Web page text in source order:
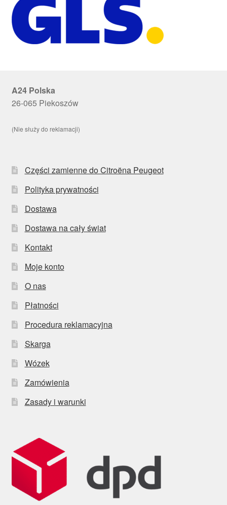
A24 Polska
26-065 Piekoszów
(Nie służy do reklamacji)
Części zamienne do Citroëna Peugeot
Polityka prywatności
Dostawa
Dostawa na cały świat
Kontakt
Moje konto
O nas
Płatności
Procedura reklamacyjna
Skarga
Wózek
Zamówienia
Zasady i warunki